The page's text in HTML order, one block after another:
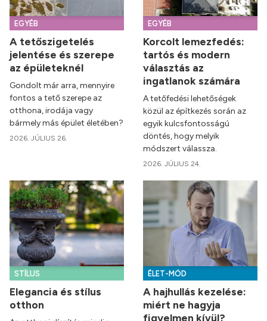
EGYÉB
A tetőszigetelés
jelentése és szerepe
az épületeknél
Gondolt már arra, mennyire
fontos a tető szerepe az
otthona, irodája vagy
bármely más épület életében?
2026. JÚLIUS 26.
EGYÉB
Korcolt lemezfedés:
tartós és modern
választás az
ingatlanok számára
A tetőfedési lehetőségek
közül az építkezés során az
egyik kulcsfontosságú
döntés, hogy melyik
módszert válassza.
2026. JÚLIUS 24.
STÍLUS
Elegancia és stílus
otthon
ÉLET-MÓD
A hajhullás kezelése:
miért ne hagyja
figyelmen kívül?